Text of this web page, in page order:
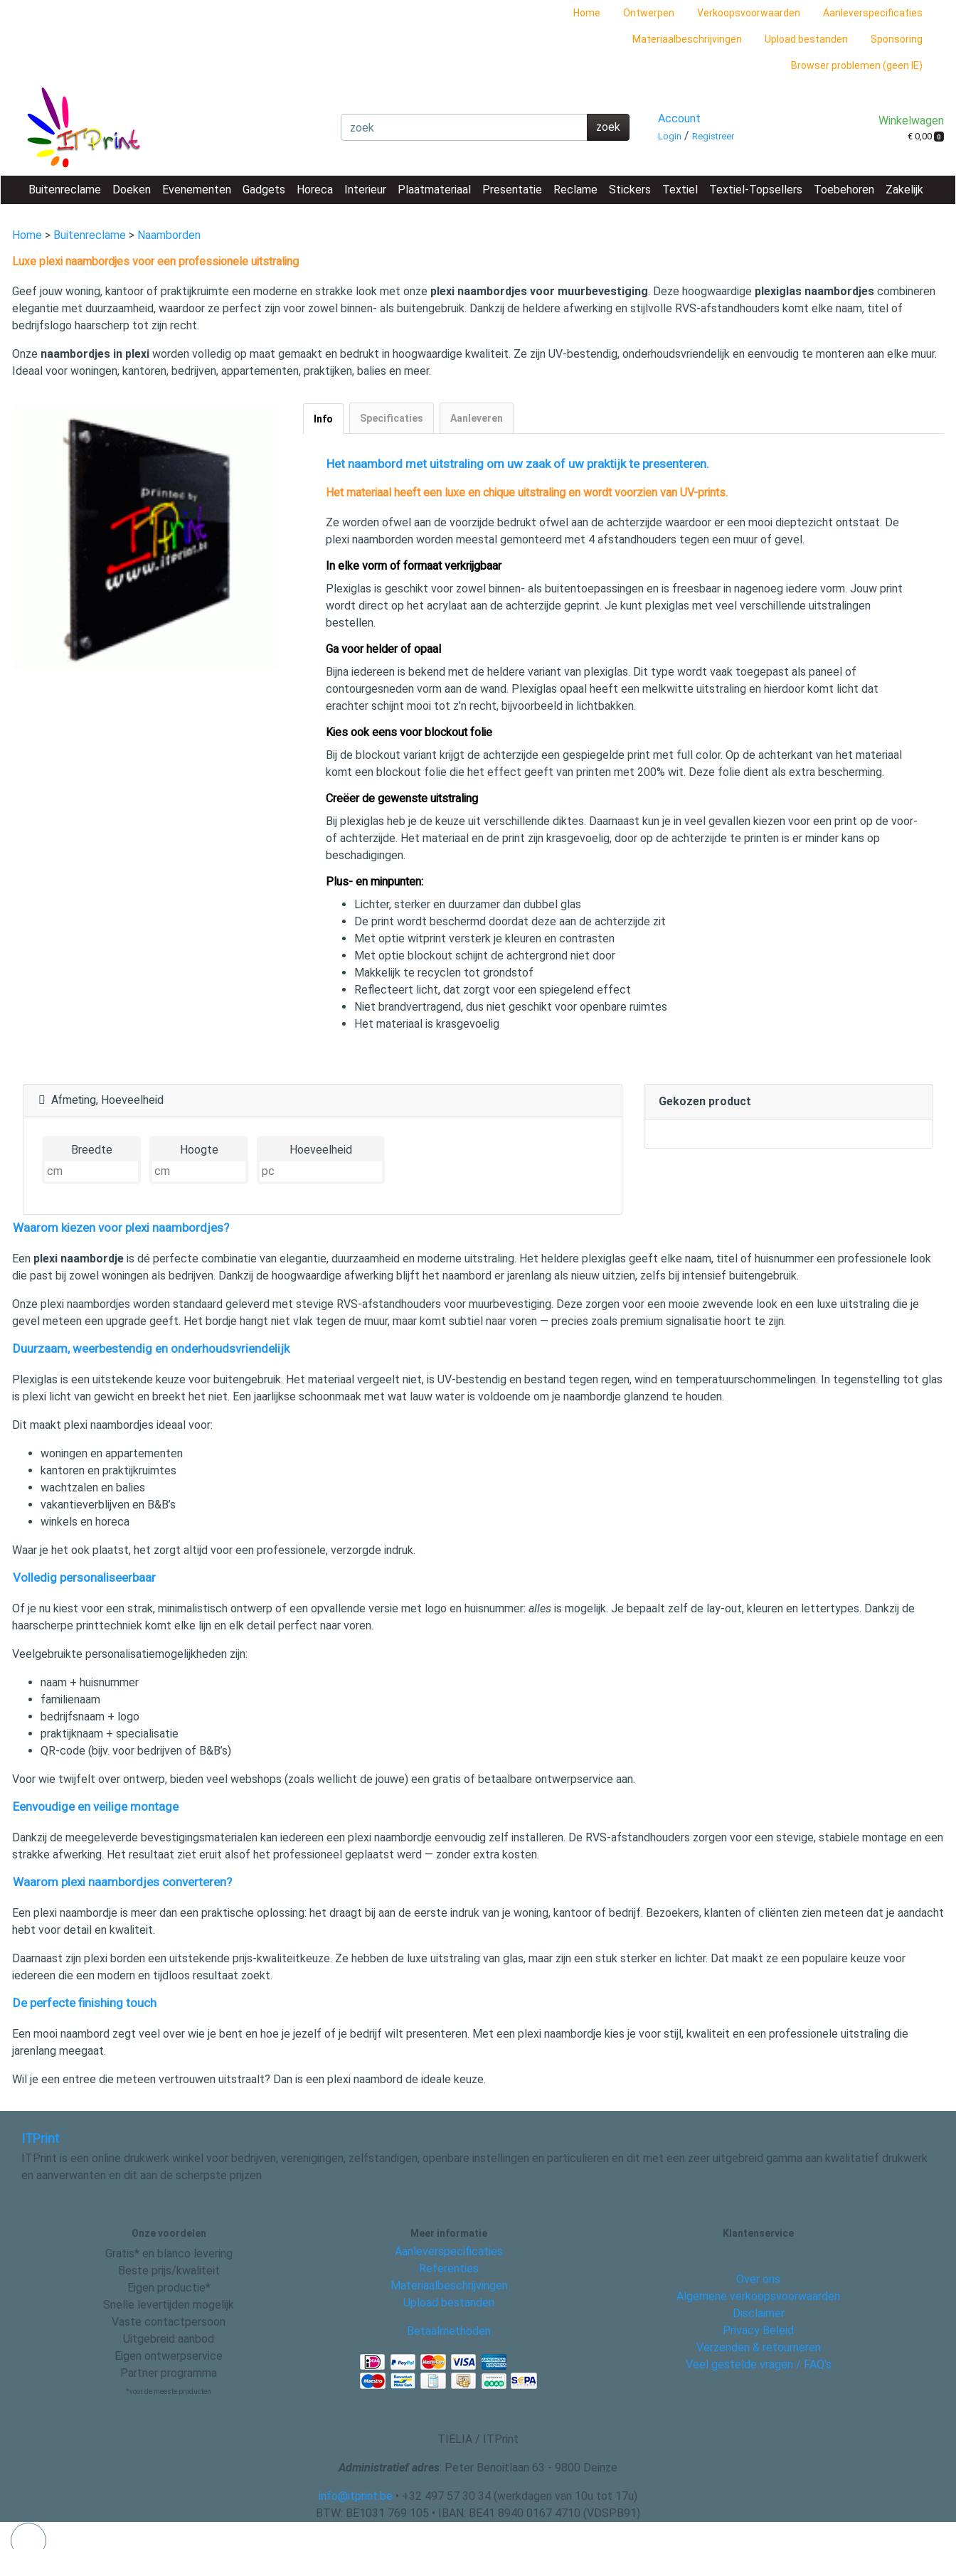
Home Ontwerpen Verkoopsvoorwaarden Aanleverspecificaties
Materiaalbeschrijvingen Upload bestanden Sponsoring
Browser problemen (geen IE)
zoek
Account
Login /Registreer
Winkelwagen
€ 0,00 0
Buitenreclame Doeken Evenementen Gadgets Horeca Interieur Plaatmateriaal Presentatie Reclame Stickers Textiel Textiel-Topsellers Toebehoren Zakelijk
Home > Buitenreclame > Naamborden
Luxe plexi naambordjes voor een professionele uitstraling
Geef jouw woning, kantoor of praktijkruimte een moderne en strakke look met onze plexi naambordjes voor muurbevestiging. Deze hoogwaardige plexiglas naambordjes combineren
elegantie met duurzaamheid, waardoor ze perfect zijn voor zowel binnen- als buitengebruik. Dankzij de heldere afwerking en stijlvolle RVS‑afstandhouders komt elke naam, titel of
bedrijfslogo haarscherp tot zijn recht.
Onze naambordjes in plexi worden volledig op maat gemaakt en bedrukt in hoogwaardige kwaliteit. Ze zijn UV‑bestendig, onderhoudsvriendelijk en eenvoudig te monteren aan elke muur.
Ideaal voor woningen, kantoren, bedrijven, appartementen, praktijken, balies en meer.
Info Specificaties Aanleveren
Het naambord met uitstraling om uw zaak of uw praktijk te presenteren.
Het materiaal heeft een luxe en chique uitstraling en wordt voorzien van UV-prints.
Ze worden ofwel aan de voorzijde bedrukt ofwel aan de achterzijde waardoor er een mooi dieptezicht ontstaat. De
plexi naamborden worden meestal gemonteerd met 4 afstandhouders tegen een muur of gevel.
In elke vorm of formaat verkrijgbaar
Plexiglas is geschikt voor zowel binnen- als buitentoepassingen en is freesbaar in nagenoeg iedere vorm. Jouw print
wordt direct op het acrylaat aan de achterzijde geprint. Je kunt plexiglas met veel verschillende uitstralingen
bestellen.
Ga voor helder of opaal
Bijna iedereen is bekend met de heldere variant van plexiglas. Dit type wordt vaak toegepast als paneel of
contourgesneden vorm aan de wand. Plexiglas opaal heeft een melkwitte uitstraling en hierdoor komt licht dat
erachter schijnt mooi tot z'n recht, bijvoorbeeld in lichtbakken.
Kies ook eens voor blockout folie
Bij de blockout variant krijgt de achterzijde een gespiegelde print met full color. Op de achterkant van het materiaal
komt een blockout folie die het effect geeft van printen met 200% wit. Deze folie dient als extra bescherming.
Creëer de gewenste uitstraling
Bij plexiglas heb je de keuze uit verschillende diktes. Daarnaast kun je in veel gevallen kiezen voor een print op de voor-
of achterzijde. Het materiaal en de print zijn krasgevoelig, door op de achterzijde te printen is er minder kans op
beschadigingen.
Plus- en minpunten:
Lichter, sterker en duurzamer dan dubbel glas
De print wordt beschermd doordat deze aan de achterzijde zit
Met optie witprint versterk je kleuren en contrasten
Met optie blockout schijnt de achtergrond niet door
Makkelijk te recyclen tot grondstof
Reflecteert licht, dat zorgt voor een spiegelend effect
Niet brandvertragend, dus niet geschikt voor openbare ruimtes
Het materiaal is krasgevoelig
Afmeting, Hoeveelheid
Breedte Hoogte Hoeveelheid
Gekozen product
Waarom kiezen voor plexi naambordjes?
Een plexi naambordje is dé perfecte combinatie van elegantie, duurzaamheid en moderne uitstraling. Het heldere plexiglas geeft elke naam, titel of huisnummer een professionele look
die past bij zowel woningen als bedrijven. Dankzij de hoogwaardige afwerking blijft het naambord er jarenlang als nieuw uitzien, zelfs bij intensief buitengebruik.
Onze plexi naambordjes worden standaard geleverd met stevige RVS‑afstandhouders voor muurbevestiging. Deze zorgen voor een mooie zwevende look en een luxe uitstraling die je
gevel meteen een upgrade geeft. Het bordje hangt niet vlak tegen de muur, maar komt subtiel naar voren — precies zoals premium signalisatie hoort te zijn.
Duurzaam, weerbestendig en onderhoudsvriendelijk
Plexiglas is een uitstekende keuze voor buitengebruik. Het materiaal vergeelt niet, is UV‑bestendig en bestand tegen regen, wind en temperatuurschommelingen. In tegenstelling tot glas
is plexi licht van gewicht en breekt het niet. Een jaarlijkse schoonmaak met wat lauw water is voldoende om je naambordje glanzend te houden.
Dit maakt plexi naambordjes ideaal voor:
woningen en appartementen
kantoren en praktijkruimtes
wachtzalen en balies
vakantieverblijven en B&B’s
winkels en horeca
Waar je het ook plaatst, het zorgt altijd voor een professionele, verzorgde indruk.
Volledig personaliseerbaar
Of je nu kiest voor een strak, minimalistisch ontwerp of een opvallende versie met logo en huisnummer: alles is mogelijk. Je bepaalt zelf de lay-out, kleuren en lettertypes. Dankzij de
haarscherpe printtechniek komt elke lijn en elk detail perfect naar voren.
Veelgebruikte personalisatiemogelijkheden zijn:
naam + huisnummer
familienaam
bedrijfsnaam + logo
praktijknaam + specialisatie
QR-code (bijv. voor bedrijven of B&B’s)
Voor wie twijfelt over ontwerp, bieden veel webshops (zoals wellicht de jouwe) een gratis of betaalbare ontwerpservice aan.
Eenvoudige en veilige montage
Dankzij de meegeleverde bevestigingsmaterialen kan iedereen een plexi naambordje eenvoudig zelf installeren. De RVS‑afstandhouders zorgen voor een stevige, stabiele montage en een
strakke afwerking. Het resultaat ziet eruit alsof het professioneel geplaatst werd — zonder extra kosten.
Waarom plexi naambordjes converteren?
Een plexi naambordje is meer dan een praktische oplossing: het draagt bij aan de eerste indruk van je woning, kantoor of bedrijf. Bezoekers, klanten of cliënten zien meteen dat je aandacht
hebt voor detail en kwaliteit.
Daarnaast zijn plexi borden een uitstekende prijs‑kwaliteitkeuze. Ze hebben de luxe uitstraling van glas, maar zijn een stuk sterker en lichter. Dat maakt ze een populaire keuze voor
iedereen die een modern en tijdloos resultaat zoekt.
De perfecte finishing touch
Een mooi naambord zegt veel over wie je bent en hoe je jezelf of je bedrijf wilt presenteren. Met een plexi naambordje kies je voor stijl, kwaliteit en een professionele uitstraling die
jarenlang meegaat.
Wil je een entree die meteen vertrouwen uitstraalt? Dan is een plexi naambord de ideale keuze.
ITPrint
ITPrint is een online drukwerk winkel voor bedrijven, verenigingen, zelfstandigen, openbare instellingen en particulieren en dit met een zeer uitgebreid gamma aan kwalitatief drukwerk
en aanverwanten en dit aan de scherpste prijzen
Onze voordelen Meer informatie Klantenservice
Gratis* en blanco levering
Beste prijs/kwaliteit
Eigen productie*
Snelle levertijden mogelijk
Vaste contactpersoon
Uitgebreid aanbod
Eigen ontwerpservice
Partner programma
*voor de meeste producten
Aanleverspecificaties
Referenties
Materiaalbeschrijvingen
Upload bestanden
Betaalmethoden
Over ons
Algemene verkoopsvoorwaarden
Disclaimer
Privacy Beleid
Verzenden & retourneren
Veel gestelde vragen / FAQ's
TIELIA / ITPrint
Administratief adres: Peter Benoitlaan 63 - 9800 Deinze
info@itprint.be • +32 497 57 30 34 (werkdagen van 10u tot 17u)
BTW: BE1031 769 105 • IBAN: BE41 8940 0167 4710 (VDSPB91)